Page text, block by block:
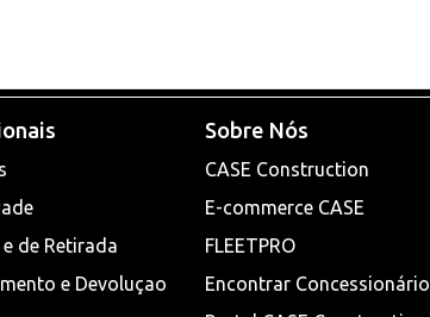
de Retirada
e Devoluçao
Sobre Nós
CASE Construction
E-commerce CASE
FLEETPRO
Encontrar Concessionário